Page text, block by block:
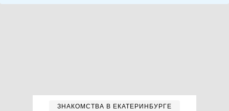
ЗНАКОМСТВА В ЕКАТЕРИНБУРГЕ